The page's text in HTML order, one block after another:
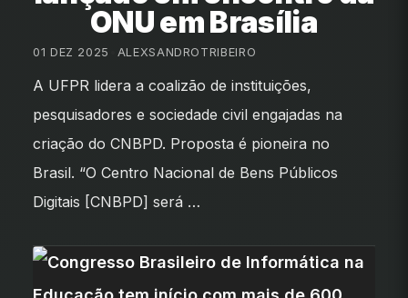
ONU em Brasília
01 DEZ 2025 ALEXSANDROTRIBEIRO
A UFPR lidera a coalizão de instituições,
pesquisadores e sociedade civil engajadas na
criação do CNBPD. Proposta é pioneira no
Brasil. “O Centro Nacional de Bens Públicos
Digitais [CNBPD] será …